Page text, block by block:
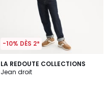
-10% DÈS 2*
LA REDOUTE COLLECTIONS
Jean droit
4,7
/ 5